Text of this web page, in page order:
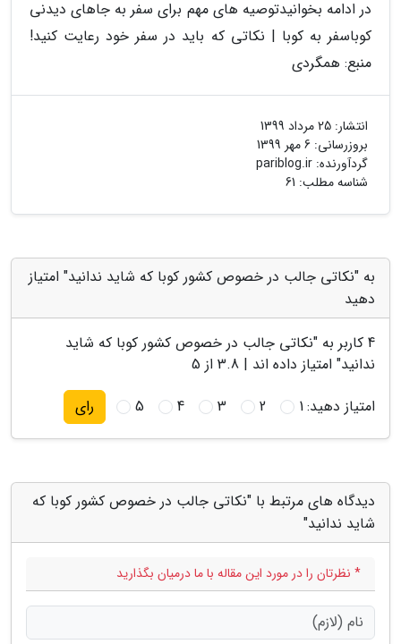
در ادامه بخوانیدتوصیه های مهم برای سفر به جاهای دیدنی
کوباسفر به کوبا | نکاتی که باید در سفر خود رعایت کنید!
منبع: همگردی
انتشار: 25 مرداد 1399
بروزرسانی: 6 مهر 1399
گردآورنده: pariblog.ir
شناسه مطلب: 61
به "نکاتی جالب در خصوص کشور کوبا که شاید ندانید" امتیاز
دهید
4 کاربر به "نکاتی جالب در خصوص کشور کوبا که شاید
ندانید" امتیاز داده اند | 3.8 از 5
امتیاز دهید:1
2
3
4
5 رای
دیدگاه های مرتبط با "نکاتی جالب در خصوص کشور کوبا که
شاید ندانید"
* نظرتان را در مورد این مقاله با ما درمیان بگذارید